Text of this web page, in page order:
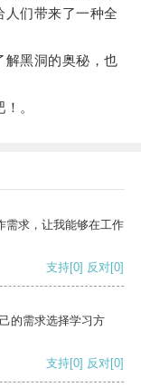
们带来了一种全
黑洞的奥秘，也
。
需求，让我能够在工作
支持[0] 反对[0]
的需求选择学习方
支持[0] 反对[0]